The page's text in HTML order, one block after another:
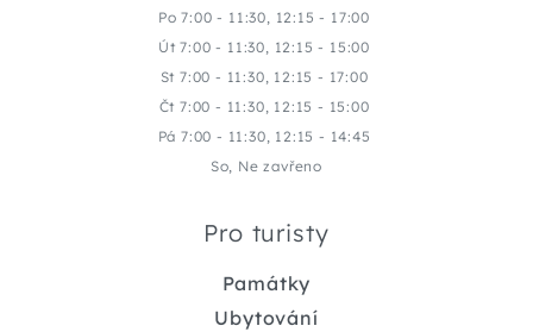
Po 7:00 - 11:30, 12:15 - 17:00
Út 7:00 - 11:30, 12:15 - 15:00
St 7:00 - 11:30, 12:15 - 17:00
Čt 7:00 - 11:30, 12:15 - 15:00
Pá 7:00 - 11:30, 12:15 - 14:45
So, Ne zavřeno
Pro turisty
Památky
Ubytování